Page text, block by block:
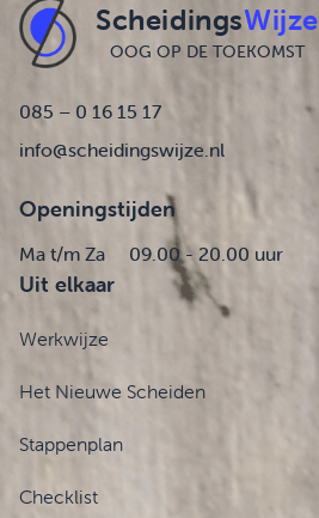
ScheidingsWijze
OOG OP DE TOEKOMST
085 – 0 16 15 17
info@scheidingswijze.nl
Openingstijden
Ma t/m Za 09.00 - 20.00 uur
Uit elkaar
Werkwijze
Het Nieuwe Scheiden
Stappenplan
Checklist